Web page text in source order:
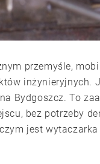
przemyśle,
inżynieryjnych.
Bydgoszcz. To
bez potrzeby
jest